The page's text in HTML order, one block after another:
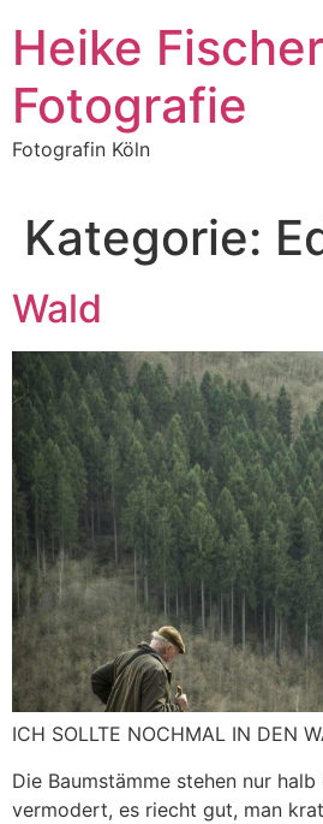
Inhalt
springen
Heike Fischer
Fotografie
Fotografin Köln
Kategorie:
Wald
ICH SOLLTE NOCHMAL IN DEN
Die Baumstämme stehen nur
vermodert, es riecht gut, man